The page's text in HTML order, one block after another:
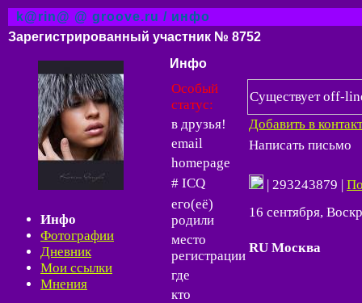
k@rin@ @ groove.ru / инфо
Зарегистрированный участник № 8752
Инфо
Фотографии
Дневник
Мои ссылки
Мнения
Инфо
Особый
статус:
Существует off-
в друзья!
Добавить в
email
homepage
# ICQ
| 293243879 |
его(её)
родили
16 сентября,
место
регистрации
RU Москва
где
кто